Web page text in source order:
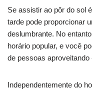
Se assistir ao pôr do sol
tarde pode proporcionar
deslumbrante. No
horário popular, e você
de pessoas
Independentemente do